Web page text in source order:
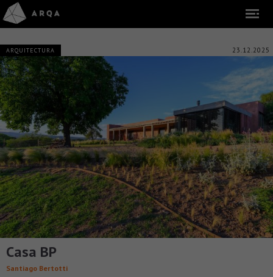
ARQUITECTURA 23.12.2025
Casa BP
Santiago Bertotti